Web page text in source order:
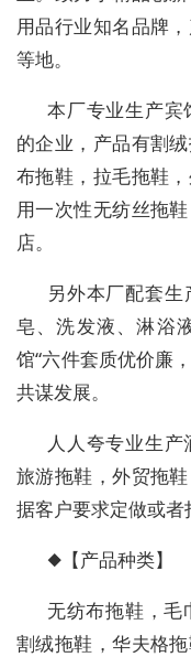
用品行业知名品牌
等地。
本厂专业生产宾
的企业，产品有割
布拖鞋，拉毛拖鞋
用一次性无纺丝拖
店。
另外本厂配套
皂、洗发液、淋浴
馆“六件套质优价廉
共谋发展。
人人夸专业生产
旅游拖鞋，外贸拖
据客户要求定做或者
◆【产品种类】
无纺布拖鞋，毛
割绒拖鞋，华夫格